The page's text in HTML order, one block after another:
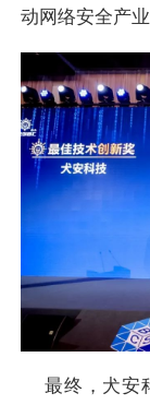
动网络安全产业
最终，犬安